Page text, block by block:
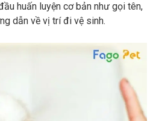
huấn luyện cơ bản như gọi tên,
dẫn về vị trí đi vệ sinh.